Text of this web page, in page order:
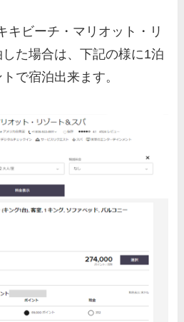
キビーチ・マリオット・リ
た場合は、下記の様に1泊
で宿泊出来ます。